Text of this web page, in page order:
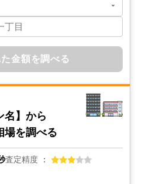
町
土地面積:177㎡
2022年10月
土地面積:165
金額を調べる
名】から
場を調べる
査定精度